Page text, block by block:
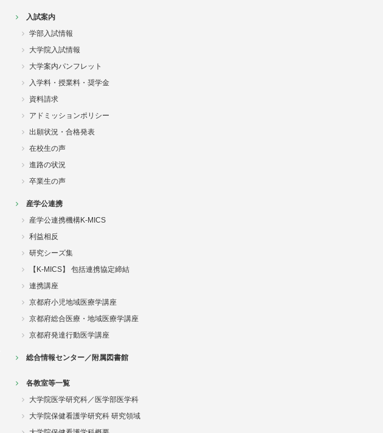
入試案内
学部入試情報
大学院入試情報
大学案内パンフレット
入学料・授業料・奨学金
資料請求
アドミッションポリシー
出願状況・合格発表
在校生の声
進路の状況
卒業生の声
産学公連携
産学公連携機構K-MICS
利益相反
研究シーズ集
【K-MICS】 包括連携協定締結
連携講座
京都府小児地域医療学講座
京都府総合医療・地域医療学講座
京都府発達行動医学講座
総合情報センター／附属図書館
各教室等一覧
大学院医学研究科／医学部医学科
大学院保健看護学研究科 研究領域